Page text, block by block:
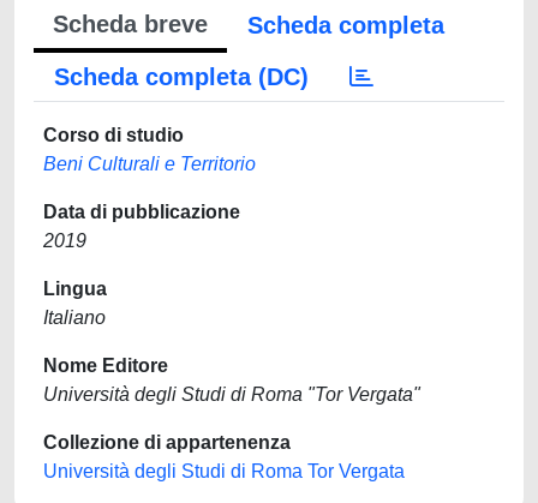
Scheda breve
Scheda completa
Scheda completa (DC)
Corso di studio
Beni Culturali e Territorio
Data di pubblicazione
2019
Lingua
Italiano
Nome Editore
Università degli Studi di Roma "Tor Vergata"
Collezione di appartenenza
Università degli Studi di Roma Tor Vergata